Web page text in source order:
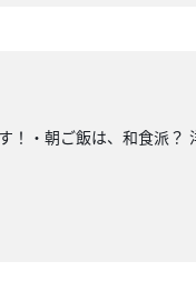
・朝ご飯は、和食派？